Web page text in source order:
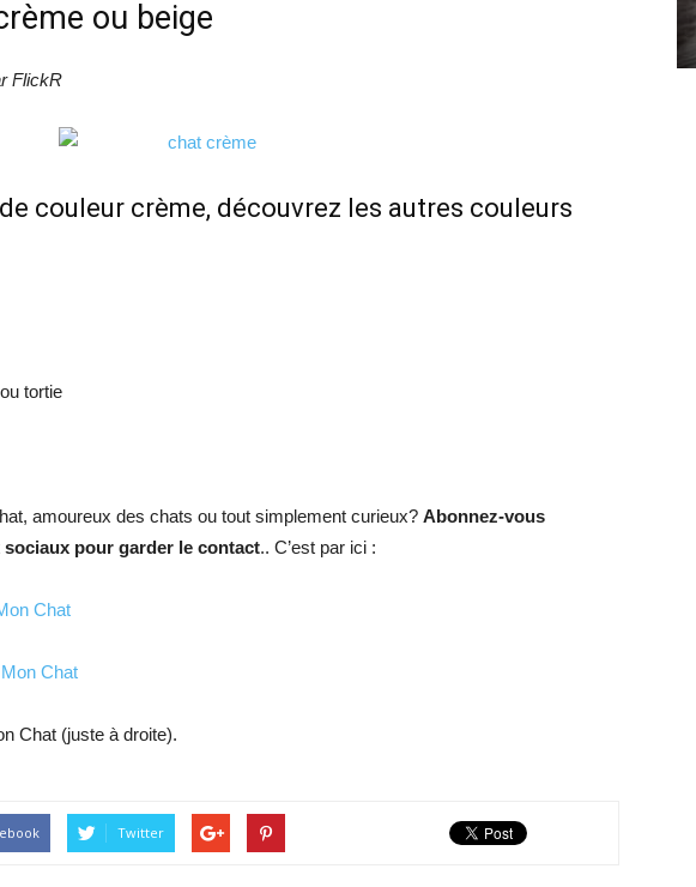
ou beige
FlickR
couleur crème, découvrez les autres couleurs
ou tortie
amoureux des chats ou tout simplement curieux? Abonnez-vous
pour garder le contact.. C’est par ici :
Chat
Chat
Chat (juste à droite).
Twitter